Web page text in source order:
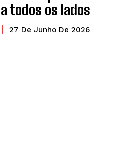
todos os lados
27 De Junho De 2026